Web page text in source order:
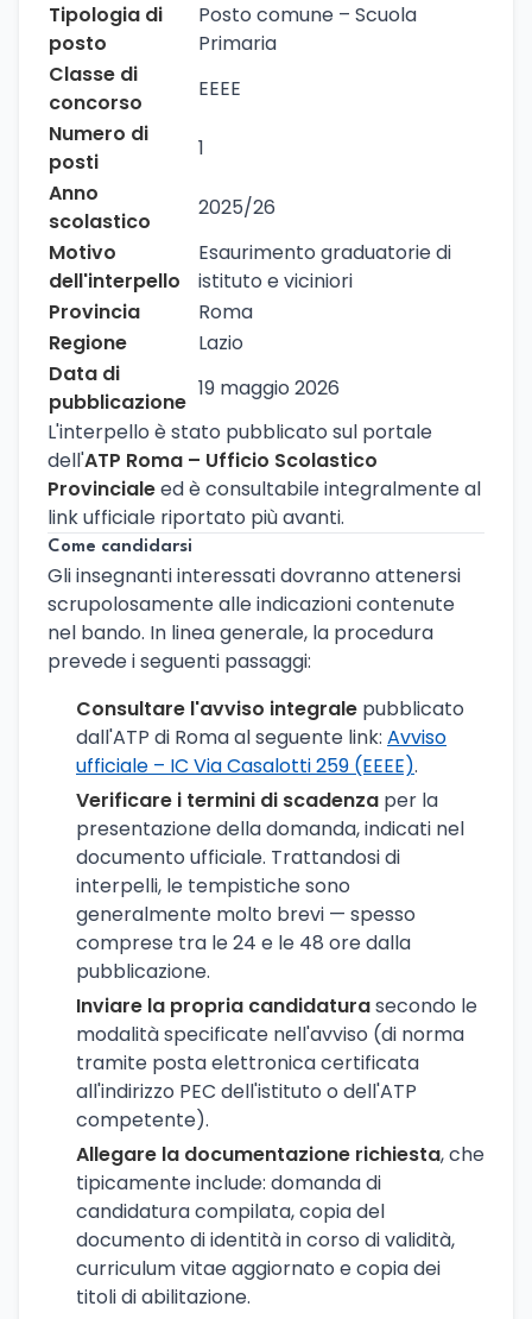
Tipologia di
posto
Posto comune – Scuola
Primaria
Classe di
concorso
EEEE
Numero di
posti
1
Anno
scolastico
2025/26
Motivo
dell'interpello
Esaurimento graduatorie di
istituto e viciniori
Provincia
Roma
Regione
Lazio
Data di
pubblicazione
19 maggio 2026
L'interpello è stato pubblicato sul portale
dell'ATP Roma – Ufficio Scolastico
Provincialeed è consultabile integralmente al
link ufficiale riportato più avanti.
Come candidarsi
Gli insegnanti interessati dovranno attenersi
scrupolosamente alle indicazioni contenute
nel bando. In linea generale, la procedura
prevede i seguenti passaggi:
Consultare l'avviso integrale pubblicato
dall'ATP di Roma al seguente link: Avviso
ufficiale – IC Via Casalotti 259 (EEEE).
Verificare i termini di scadenza per la
presentazione della domanda, indicati nel
documento ufficiale. Trattandosi di
interpelli, le tempistiche sono
generalmente molto brevi — spesso
comprese tra le 24 e le 48 ore dalla
pubblicazione.
Inviare la propria candidaturasecondo le
modalità specificate nell'avviso (di norma
tramite posta elettronica certificata
all'indirizzo PEC dell'istituto o dell'ATP
competente).
Allegare la documentazione richiesta, che
tipicamente include: domanda di
candidatura compilata, copia del
documento di identità in corso di validità,
curriculum vitae aggiornato e copia dei
titoli di abilitazione.